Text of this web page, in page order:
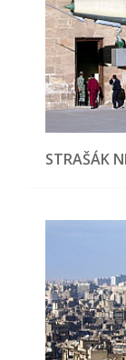
STRAŠÁK